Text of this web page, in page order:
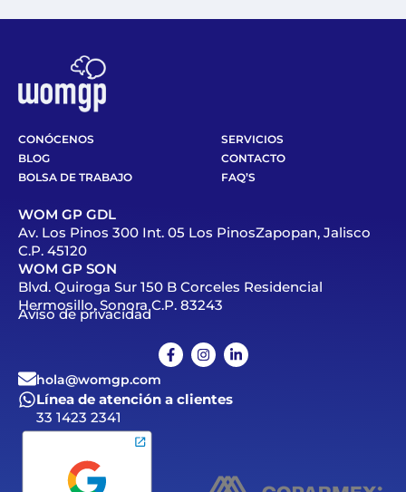
CONÓCENOS
SERVICIOS
BLOG
CONTACTO
BOLSA DE TRABAJO
FAQ’S
WOM GP GDL
Av. Los Pinos 300 Int. 05 Los PinosZapopan, Jalisco
C.P. 45120
WOM GP SON
Blvd. Quiroga Sur 150 B Corceles Residencial
Hermosillo, Sonora C.P. 83243
Aviso de privacidad
hola@womgp.com
Línea de atención a clientes
33 1423 2341